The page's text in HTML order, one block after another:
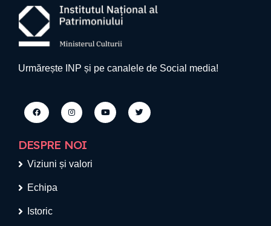
Urmărește INP și pe canalele de Social media!
DESPRE NOI
Viziuni și valori
Echipa
Istoric